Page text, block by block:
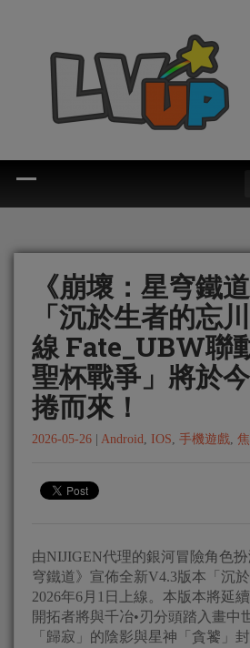
《崩壞：星穹鐵
「沉於生者的忘
線 Fate_UBW聯
聖杯戰爭」將於
捲而來！
2026-05-26 Android, IOS, 手機遊戲,
由NIJIGEN代理的銀河冒險角色
穹鐵道》宣佈全新V4.3版本「沉
2026年6月1日上線。本版本將延
開拓者將與千冶•刃分頭踏入畫中
「歸寂」的陰影與星神「貪饕」